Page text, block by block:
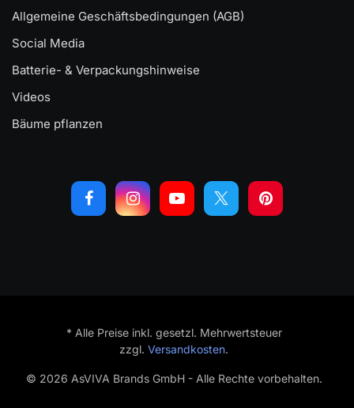
Allgemeine Geschäftsbedingungen (AGB)
Social Media
Batterie- & Verpackungshinweise
Videos
Bäume pflanzen
* Alle Preise inkl. gesetzl. Mehrwertsteuer
zzgl. Versandkosten.
© 2026 AsVIVA Brands GmbH - Alle Rechte vorbehalten.